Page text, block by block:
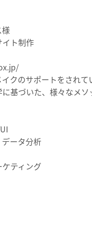
様
イト制作
クのサポートをされ
基づいた、様々なメ
ータ分析
ティング